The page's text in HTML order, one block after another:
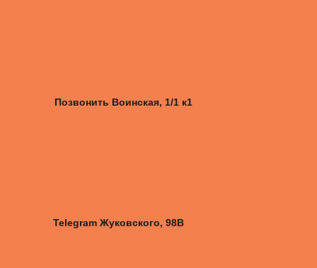
Позвонить Воинская, 1/1 к1
Telegram Жуковского, 98B